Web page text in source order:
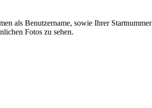
als Benutzername, sowie Ihrer Startnummer
Fotos zu sehen.